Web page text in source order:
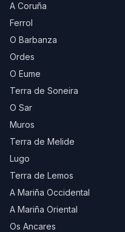
A Coruña
Ferrol
O Barbanza
Ordes
O Eume
Terra de Soneira
O Sar
Muros
Terra de Melide
Lugo
Terra de Lemos
A Mariña Occidental
A Mariña Oriental
Os Ancares